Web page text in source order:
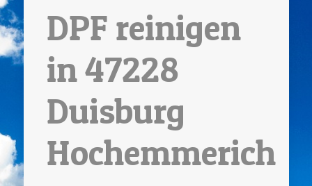
DPF reinigen
in 47228
Duisburg
Hochemmerich